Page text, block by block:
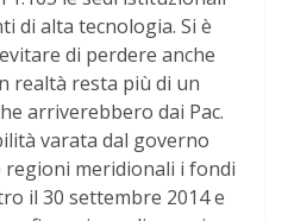
di alta tecnologia. Si è
di perdere anche
realtà resta più di un
arriverebbero dai Pac.
varata dal governo
regioni meridionali i fondi
il 30 settembre 2014 e